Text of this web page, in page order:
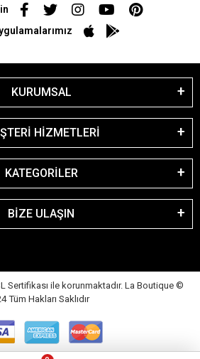
KURUMSAL
HİZMETLERİ
KATEGORİLER
BİZE ULAŞIN
Sertifikası ile korunmaktadır. La Boutique ©
Tüm Hakları Saklıdır